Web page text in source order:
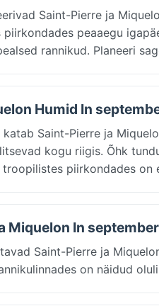
Saint-Pierre ja
peaaegu
rannikud. Planeeri
Humid In
Saint-Pierre ja
kogu riigis. Õhk
troopilistes piirkondades on
Miquelon In september
Saint-Pierre ja
on näidud